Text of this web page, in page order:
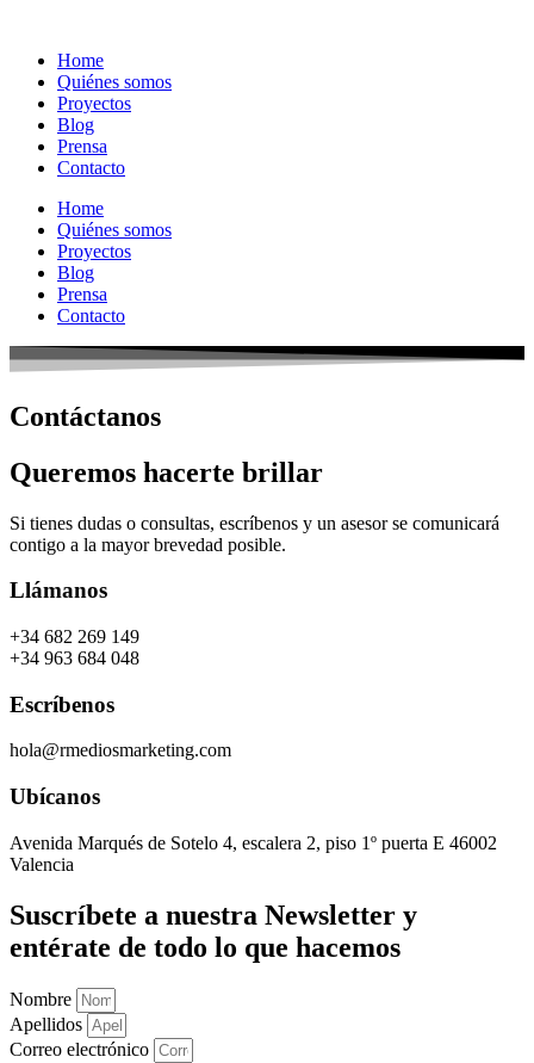
Home
Quiénes somos
Proyectos
Blog
Prensa
Contacto
Home
Quiénes somos
Proyectos
Blog
Prensa
Contacto
Contáctanos
Queremos hacerte brillar
Si tienes dudas o consultas, escríbenos y un asesor se comunicará
contigo a la mayor brevedad posible.
Llámanos
+34 682 269 149
+34 963 684 048
Escríbenos
hola@rmediosmarketing.com
Ubícanos
Avenida Marqués de Sotelo 4, escalera 2, piso 1º puerta E 46002
Valencia
Suscríbete a nuestra Newsletter y
entérate de todo lo que hacemos
Nombre
Apellidos
Correo electrónico